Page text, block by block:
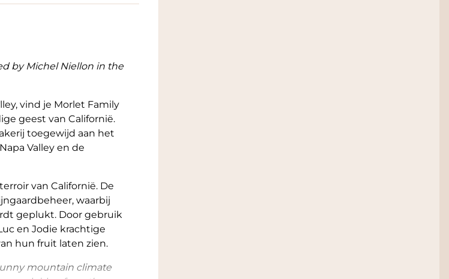
by Michel Niellon in the
vind je Morlet Family
geest van Californië.
toegewijd aan het
Valley en de
van Californië. De
waarbij
geplukt. Door gebruik
en Jodie krachtige
hun fruit laten zien.
mountain climate